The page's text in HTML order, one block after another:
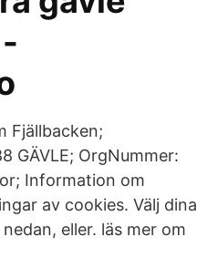
Fjällbacken;
GÄVLE; OrgNummer:
Information om
av cookies. Välj dina
eller. läs mer om